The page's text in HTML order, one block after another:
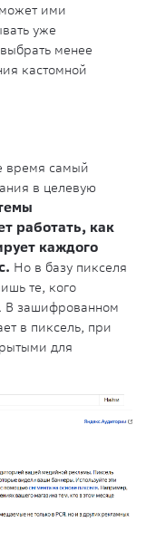
ими
уже
менее
кастомной
время самый
в целевую
работать, как
каждого
Но в базу пикселя
те, кого
В зашифрованном
в пиксель, при
для